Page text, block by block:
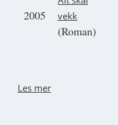
2005
vekk
(Roman)
Les mer